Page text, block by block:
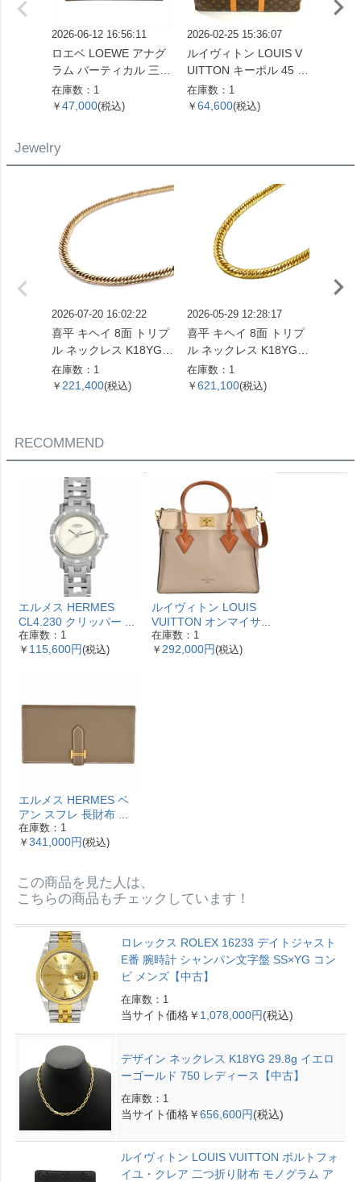
2026-06-12 16:56:11
ロエベ LOEWE アナグ
ラム バーティカル 三つ
折り財布 ベージュ シル
バー金具【中古】
在庫数：1
￥ 47,000(税込)
2026-02-25 15:36:07
ルイヴィトン LOUIS V
UITTON キーポル 45 ボ
ストンバッグ モノグラ
ム キャンバス M41428
在庫数：1
￥ 64,600(税込)
Jewelry
2026-07-20 16:02:22
喜平 キヘイ 8面 トリプ
ル ネックレス K18YG 1
0.4g【中古】
在庫数：1
￥ 221,400(税込)
2026-05-29 12:28:17
喜平 キヘイ 8面 トリプ
ル ネックレス K18YG 2
4.5g 60cm【中古】
在庫数：1
￥ 621,100(税込)
RECOMMEND
エルメス HERMES
CL4.230 クリッパー ナ
クレ 腕時計 シェル文字
盤 ベゼル12Pダイヤ レ
在庫数：1
￥ 115,600円(税込)
ルイヴィトン LOUIS
VUITTON オンマイサ
イドMM ハンドバッグ
2WAY レザー M53825
在庫数：1
￥ 292,000円(税込)
エルメス HERMES ベ
アン スフレ 長財布 ヴ
ォーエプソン Y刻印 エ
トゥープ ゴールド金具
在庫数：1
￥ 341,000円(税込)
この商品を見た人は、
こちらの商品もチェックしています！
ロレックス ROLEX 16233 デイトジャスト
E番 腕時計 シャンパン文字盤 SS×YG コン
ビ メンズ【中古】
在庫数：1
当サイト価格￥ 1,078,000円(税込)
デザイン ネックレス K18YG 29.8g イエロ
ーゴールド 750 レディース【中古】
在庫数：1
当サイト価格￥656,600円(税込)
ルイヴィトン LOUIS VUITTON ポルトフォ
イユ・クレア 二つ折り財布 モノグラム ア